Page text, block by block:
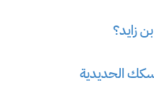
زايد؟
الحديدية